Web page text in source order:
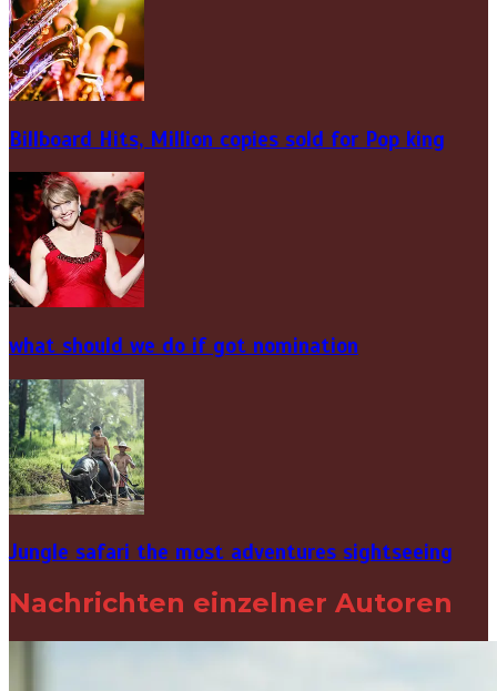
Billboard Hits, Million copies sold for Pop king
what should we do if got nomination
Jungle safari the most adventures sightseeing
Nachrichten einzelner Autoren